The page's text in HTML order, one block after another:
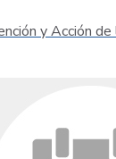
y Acción